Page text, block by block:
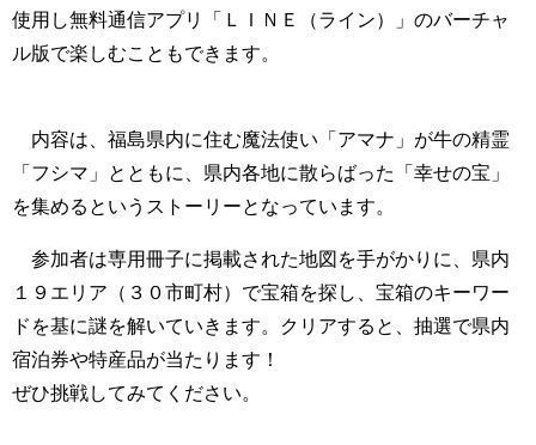
使用し無料通信アプリ「ＬＩＮＥ（ライン）」のバーチャ
ル版で楽しむこともできます。
内容は、福島県内に住む魔法使い「アマナ」が牛の精霊
「フシマ」とともに、県内各地に散らばった「幸せの宝」
を集めるというストーリーとなっています。
参加者は専用冊子に掲載された地図を手がかりに、県内
１９エリア（３０市町村）で宝箱を探し、宝箱のキーワー
ドを基に謎を解いていきます。クリアすると、抽選で県内
宿泊券や特産品が当たります！
ぜひ挑戦してみてください。